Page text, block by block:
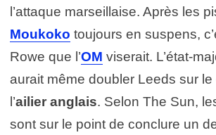
l’attaque marseillaise. Après les
Moukoko toujours en suspens,
Rowe que l’OM viserait. L’état-
aurait même doubler Leeds sur
l’ailier anglais. Selon The Sun,
sont sur le point de conclure un